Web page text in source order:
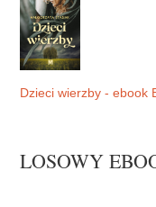
Dzieci wierzby - ebook
LOSOWY